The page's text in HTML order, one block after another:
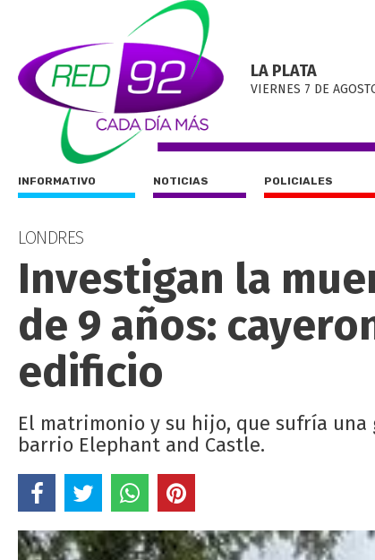
LA PLATA
VIERNES 7 DE
INFORMATIVO NOTICIAS POLICIALES
LONDRES
Investigan la
de 9 años:
edificio
El matrimonio y su hijo, que sufría
barrio Elephant and Castle.